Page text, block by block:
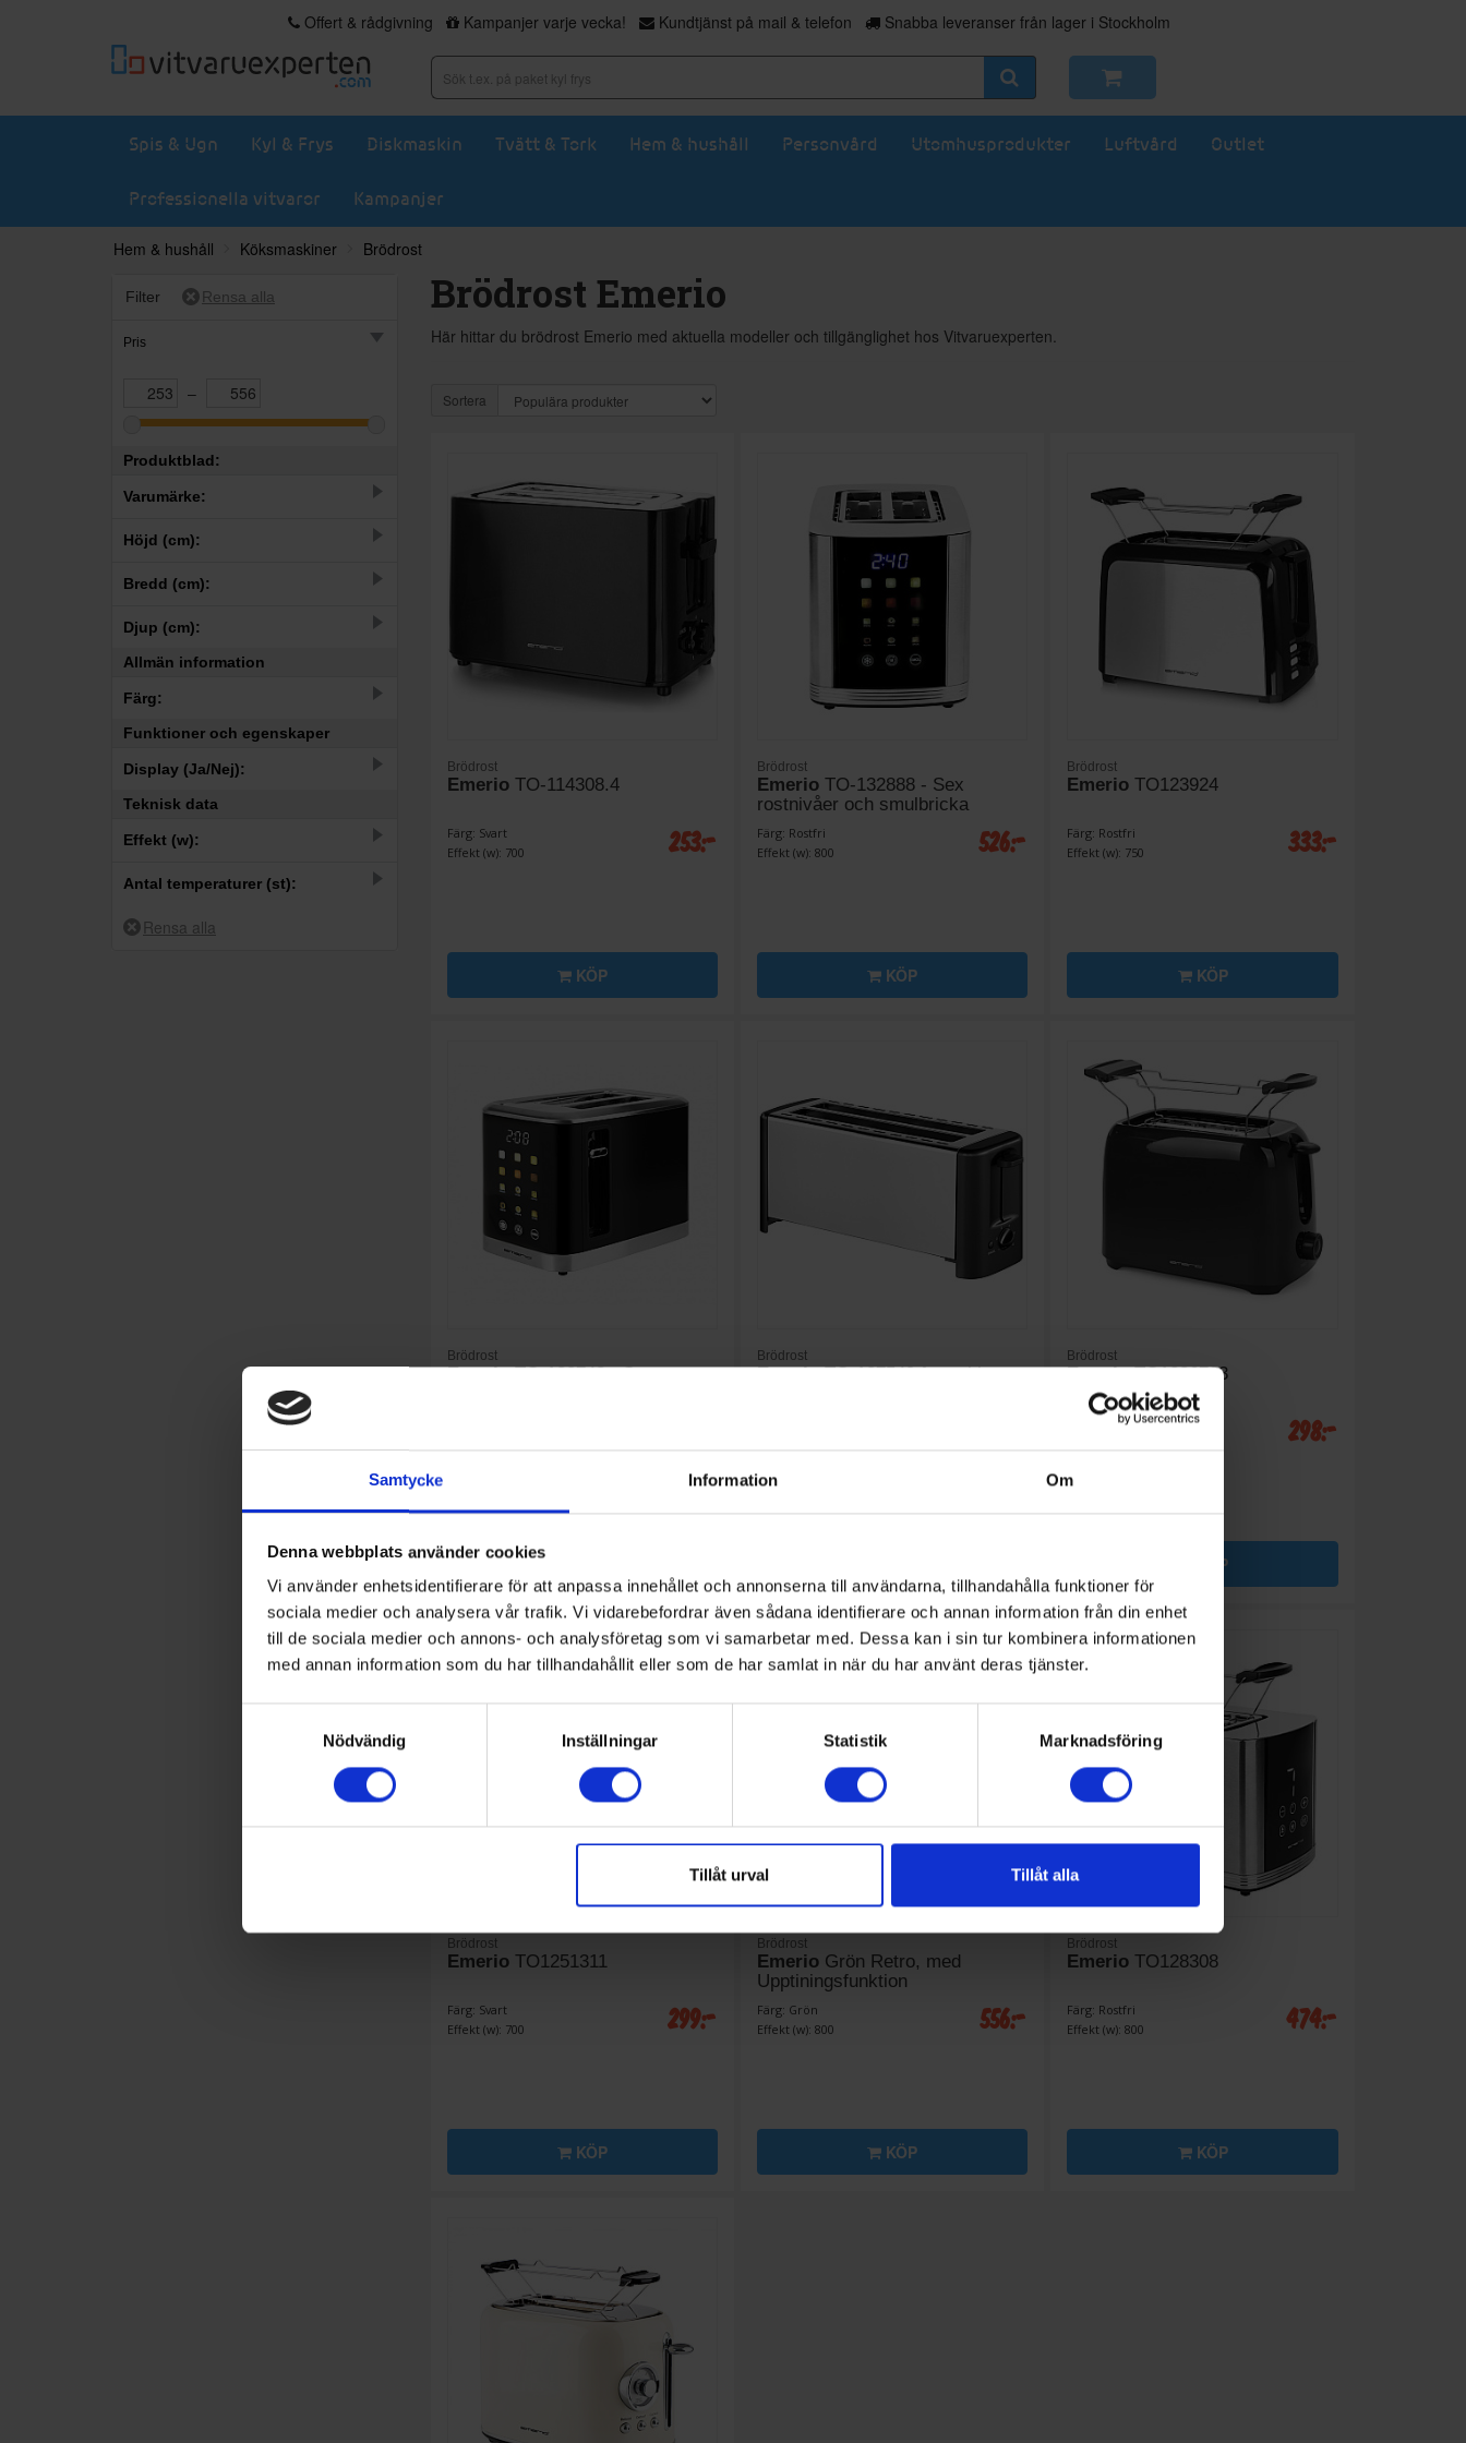
Samtycke Information Om
Denna webbplats använder cookies
Vi använder enhetsidentifierare för att anpassa innehållet och annonserna till användarna, tillhandahålla funktioner för
sociala medier och analysera vår trafik. Vi vidarebefordrar även sådana identifierare och annan information från din enhet
till de sociala medier och annons- och analysföretag som vi samarbetar med. Dessa kan i sin tur kombinera informationen
med annan information som du har tillhandahållit eller som de har samlat in när du har använt deras tjänster.
Nödvändig
Inställningar Statistik Marknadsföring
Tillåt urval Tillåt alla
Offert & rådgivning Kampanjer varje vecka! Kundtjänst på mail & telefon Snabba leveranser från lager i Stockholm
Spis & Ugn Kyl & Frys Diskmaskin Tvätt & Tork Hem & hushåll Personvård Utomhusprodukter Luftvård Outlet
Professionella vitvaror Kampanjer
Hem & hushåll Köksmaskiner Brödrost
Filter
Pris
–
Produktblad:
Varumärke:
Emerio 10
Höjd (cm):
–
Bredd (cm):
–
Djup (cm):
–
Allmän information
Färg:
Creme
Grön 1
Rostfri
Svart
Funktioner och egenskaper
Display (Ja/Nej):
Ja
Nej 7
Teknisk data
Effekt (w):
–
Antal temperaturer (st):
–
Brödrost Emerio
Här hittar du brödrost Emerio med aktuella modeller och tillgänglighet hos Vitvaruexperten.
Sortera
Brödrost
EmerioTO-114308.4
Färg: Svart
Effekt (w): 700
253:-
KÖP
Brödrost
EmerioTO-132888 - Sex
rostnivåer och smulbricka
Färg: Rostfri
Effekt (w): 800
526:-
KÖP
Brödrost
Emerio TO123924
Färg: Rostfri
Effekt (w): 750
333:-
KÖP
Brödrost
EmerioTO-132743 - Sex
Brödrost
EmerioTO-127549 fyra skivor
Brödrost
EmerioTO1286763
Färg: Svart
298:-
KÖP
Brödrost
EmerioTO1251311
Färg: Svart
Effekt (w): 700
299:-
KÖP
Brödrost
EmerioGrön Retro, med
Upptiningsfunktion
Färg: Grön
Effekt (w): 800
556:-
KÖP
Brödrost
Emerio TO128308
Färg: Rostfri
Effekt (w): 800
474:-
KÖP